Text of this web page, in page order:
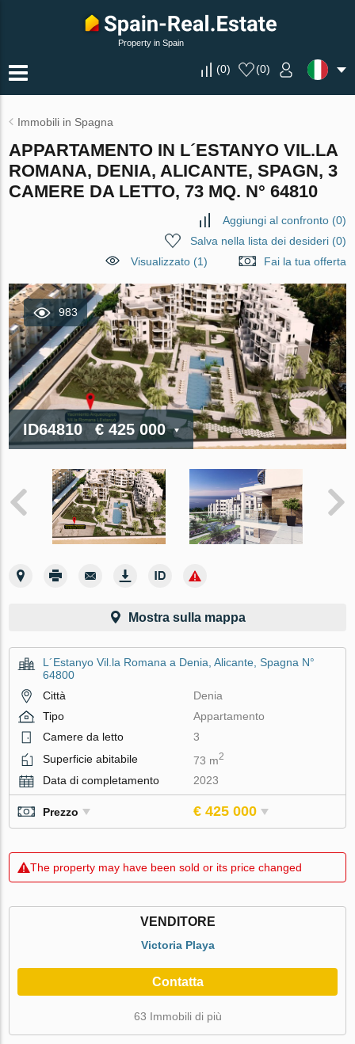
Property in Spain
(0) (0)
Immobili in Spagna
APPARTAMENTO IN L´ESTANYO VIL.LA
ROMANA, DENIA, ALICANTE, SPAGN, 3
CAMERE DA LETTO, 73 MQ. N° 64810
Aggiungi al confronto(0)
Salva nella lista dei desideri(0)
Visualizzato (1)
Fai la tua offerta
983
ID64810 € 425 000
Mostra sulla mappa
L´Estanyo Vil.la Romana a Denia, Alicante, Spagna N°
64800
Città
Denia
Tipo
Appartamento
Camere da letto
3
Superficie abitabile
73 m2
Data di completamento 2023
Prezzo € 425 000
The property may have been sold or its price changed
VENDITORE
Victoria Playa
Contatta
63 Immobili di più